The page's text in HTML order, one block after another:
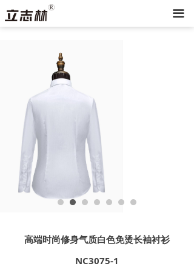
끀
高端时尚修身气质白色免烫长袖衬衫
NC3075-1